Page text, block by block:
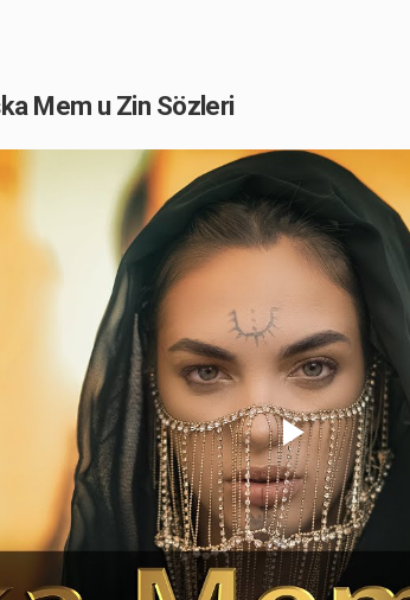
Mem u Zin Sözleri
Play
Video